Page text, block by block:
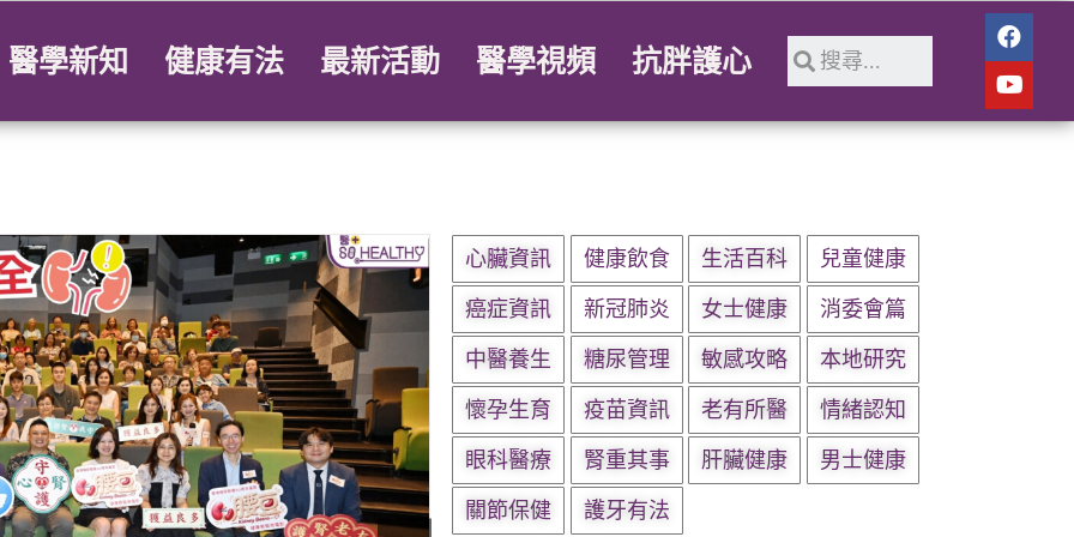
醫學新知 健康有法 最新活動 醫學視頻 抗胖護心
心臟資訊 健康飲食 生活百科
兒童健康
癌症資訊
新冠肺炎 女士健康
消委會篇
中醫養生
糖尿管理 敏感攻略
本地研究
懷孕生育
疫苗資訊 老有所醫
情緒認知
眼科醫療
腎重其事 肝臟健康
男士健康
關節保健
護牙有法